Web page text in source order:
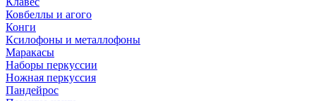
Ковбеллы и агого
Конги
Ксилофоны и металлофоны
Маракасы
Наборы перкуссии
Ножная перкуссия
Пандейрос